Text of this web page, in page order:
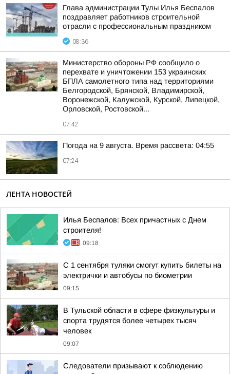
Глава администрации Тулы Илья Беспалов
поздравляет работников строительной
отрасли с профессиональным праздником
08:36
Министерство обороны РФ сообщило о
перехвате и уничтожении 153 украинских
БПЛА самолетного типа над территориями
Белгородской, Брянской, Владимирской,
Воронежской, Калужской, Курской, Липецкой,
Орловской, Ростовской...
07:42
Погода на 9 августа. Время рассвета: 04:55
07:24
ЛЕНТА НОВОСТЕЙ
Илья Беспалов: Всех причастных с Днем
строителя!
09:18
С 1 сентября туляки смогут купить билеты на
электрички и автобусы по биометрии
09:15
В Тульской области в сфере физкультуры и
спорта трудятся более четырех тысяч
человек
09:07
Следователи призывают к соблюдению